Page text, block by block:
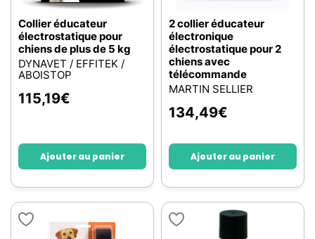
Collier éducateur
électrostatique pour
chiens de plus de 5 kg
DYNAVET / EFFITEK /
ABOISTOP
115,19€
Ajouter au panier
2 collier éducateur
électronique
électrostatique pour 2
chiens avec
télécommande
MARTIN SELLIER
134,49€
Ajouter au panier